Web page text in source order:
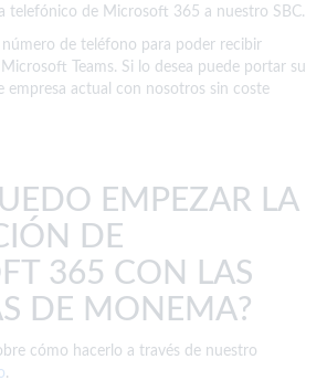
telefónico de Microsoft 365 a nuestro SBC.
número de teléfono para poder recibir
Microsoft Teams. Si lo desea puede portar su
empresa actual con nosotros sin coste
EMPEZAR LA
DE
365 CON LAS
DE MONEMA?
cómo hacerlo a través de nuestro
.